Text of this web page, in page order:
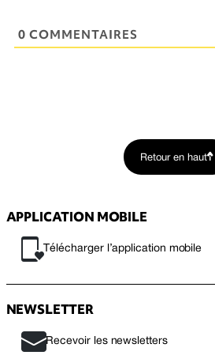
0 COMMENTAIRES
Retour en haut
APPLICATION MOBILE
Télécharger l’application mobile
NEWSLETTER
Recevoir les newsletters